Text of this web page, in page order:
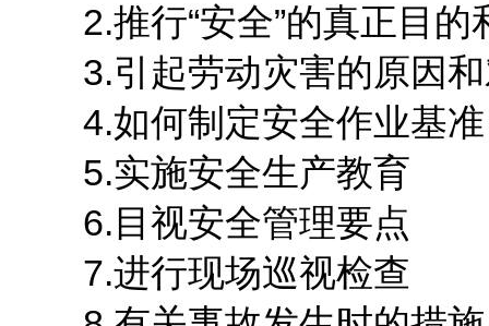
2.推行“安全”的真正目的
3.引起劳动灾害的原因和
4.如何制定安全作业基准
5.实施安全生产教育
6.目视安全管理要点
7.进行现场巡视检查